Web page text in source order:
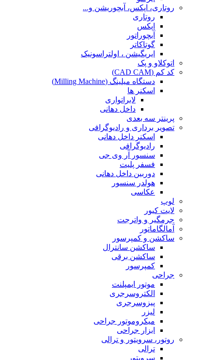
روتاری، اپکس، آبچوریشن و...
روتاری
اپکس
آبچوراتور
گوتاکاتر
ایریگیشن ، اولتراسونیک
اتوکلاو و پک
کد کم (CAD CAM)
دستگاه میلینگ (Milling Machine)
اسکنر ها
لابراتواری
داخل دهانی
پرینتر سه بعدی
تصویر برداری و رادیوگرافی
اسکنر داخل دهانی
رادیوگرافی
سنسور آر وی جی
فسفر پلیت
دوربین داخل دهانی
هولدر سنسور
عکاسی
لوپ
لایت کیور
جرمگیر و واترجت
آمالگاماتور
ساکشن و کمپرسور
ساکشن سانترال
ساکشن برقی
کمپرسور
جراحی
موتور ایمپلنت
الکتروسرجری
پیزوسرجری
لیزر
میکروموتور جراحی
ابزار جراحی
روتور، سرویتور و ترالی
ترالی
سرویتور